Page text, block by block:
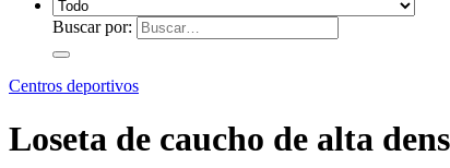
Buscar por:
Centros deportivos
Loseta de caucho de alta